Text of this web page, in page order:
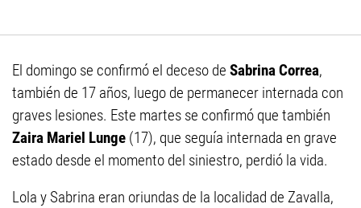
El domingo se confirmó el deceso de Sabrina Correa,
también de 17 años, luego de permanecer internada con
graves lesiones. Este martes se confirmó que también
Zaira Mariel Lunge (17), que seguía internada en grave
estado desde el momento del siniestro, perdió la vida.
Lola y Sabrina eran oriundas de la localidad de Zavalla,